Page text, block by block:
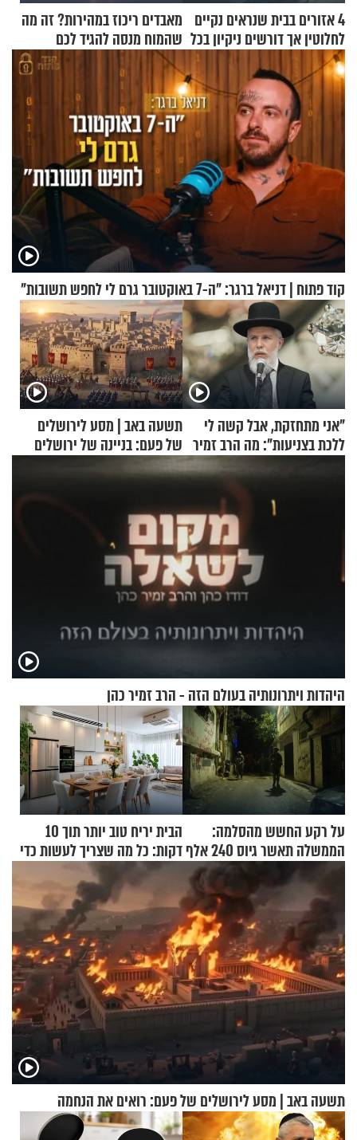
4 אזורים בבית שנראים נקיים
לחלוטין אך דורשים ניקיון בכל
סוף שבוע
מאבדים ריכוז במהירות? זה מה
שהמוח מנסה להגיד לכם
קוד פתוח | דניאל ברגר: "ה-7 באוקטובר גרם לי לחפש תשובות"
"אני מתחזקת, אבל קשה לי
ללכת בצניעות": מה הרב זמיר
תשעה באב | מסע לירושלים
של פעם: בניינה של ירושלים
היהדות ויתרונותיה בעולם הזה - הרב זמיר כהן
על רקע החשש מהסלמה:
הממשלה תאשר גיוס 240 אלף
אנשי מילואים
הבית יריח טוב יותר תוך 10
דקות: כל מה שצריך לעשות כדי
לרענן את הבית
תשעה באב | מסע לירושלים של פעם: רואים את הנחמה